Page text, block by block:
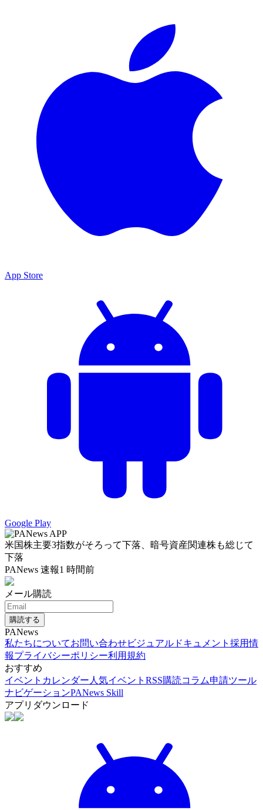
App Store
Google Play
米国株主要3指数がそろって下落、暗号資産関連株も総じて
下落
PANews 速報1 時間前
メール購読
購読する
PANews
私たちについてお問い合わせビジュアルドキュメント 採用情
報プライバシーポリシー利用規約
おすすめ
イベントカレンダー 人気イベント RSS購読コラム申請ツール
ナビゲーションPANews Skill
アプリダウンロード